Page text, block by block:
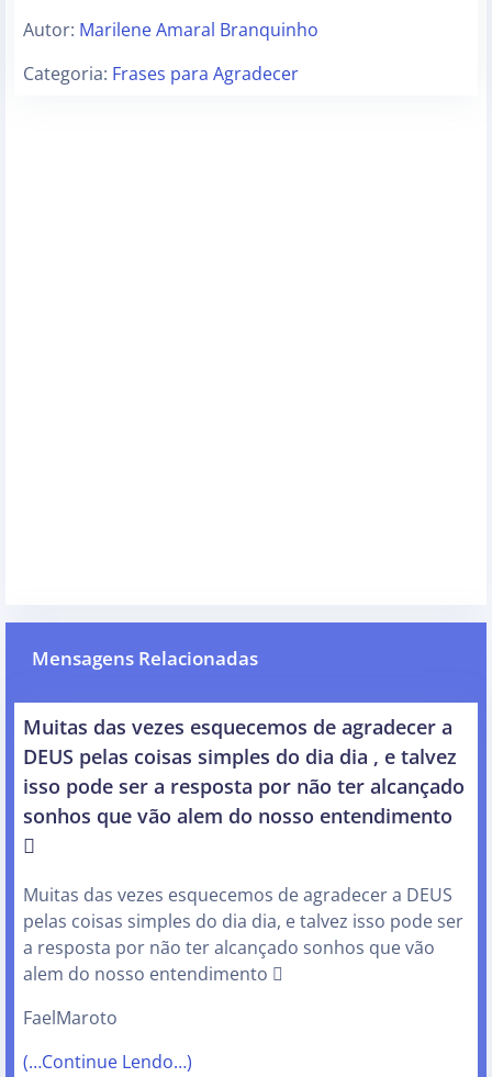
Autor: Marilene Amaral Branquinho
Categoria: Frases para Agradecer
Mensagens Relacionadas
Muitas das vezes esquecemos de agradecer a
DEUS pelas coisas simples do dia dia , e talvez
isso pode ser a resposta por não ter alcançado
sonhos que vão alem do nosso entendimento

Muitas das vezes esquecemos de agradecer a DEUS
pelas coisas simples do dia dia, e talvez isso pode ser
a resposta por não ter alcançado sonhos que vão
alem do nosso entendimento 
FaelMaroto
(…Continue Lendo…)